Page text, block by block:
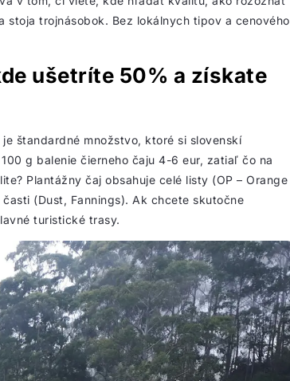
trojnásobok. Bez lokálnych tipov a cenového
ušetríte 50% a získate
štandardné množstvo, ktoré si slovenskí
g balenie čierneho čaju 4-6 eur, zatiaľ čo na
Plantážny čaj obsahuje celé listy (OP – Orange
(Dust, Fannings). Ak chcete skutočne
turistické trasy.